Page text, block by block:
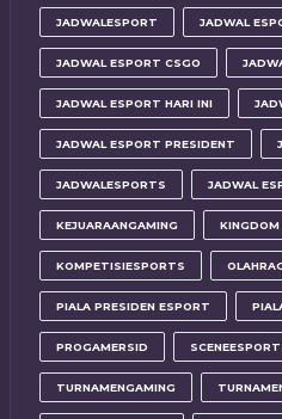
JADWALESPORT JADWAL
JADWAL ESPORT CSGO
JADWAL ESPORT HARI INI
JADWAL ESPORT PRESIDENT
JADWALESPORTS JADWAL
KEJUARAANGAMING KINGDOM
KOMPETISIESPORTS
PIALA PRESIDEN ESPORT
PROGAMERSID
TURNAMENGAMING